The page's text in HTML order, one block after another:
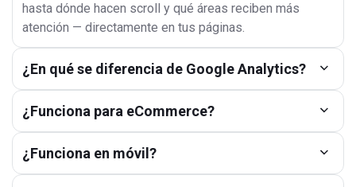
hasta dónde hacen scroll y qué áreas reciben más
atención — directamente en tus páginas.
¿En qué se diferencia de Google Analytics?
¿Funciona para eCommerce?
¿Funciona en móvil?